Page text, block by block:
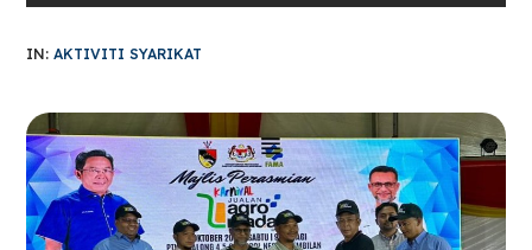
IN: AKTIVITI SYARIKAT